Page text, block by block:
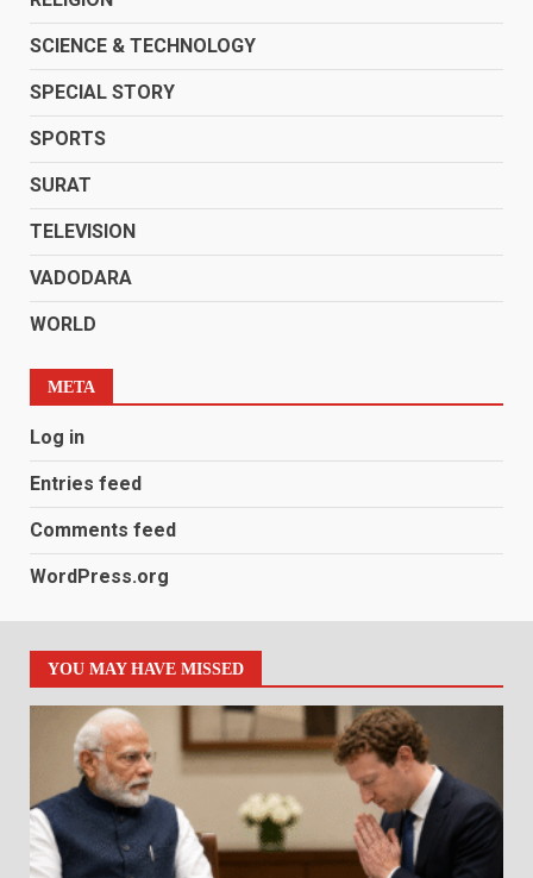
SCIENCE & TECHNOLOGY
SPECIAL STORY
SPORTS
SURAT
TELEVISION
VADODARA
WORLD
META
Log in
Entries feed
Comments feed
WordPress.org
YOU MAY HAVE MISSED